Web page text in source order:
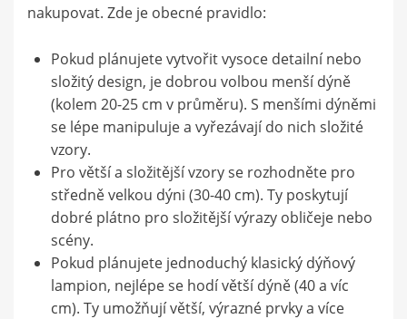
nakupovat. Zde je obecné pravidlo:
Pokud plánujete vytvořit vysoce detailní nebo
složitý design, je dobrou volbou menší dýně
(kolem 20-25 cm v průměru). S menšími dýněmi
se lépe manipuluje a vyřezávají do nich složité
vzory.
Pro větší a složitější vzory se rozhodněte pro
středně velkou dýni (30-40 cm). Ty poskytují
dobré plátno pro složitější výrazy obličeje nebo
scény.
Pokud plánujete jednoduchý klasický dýňový
lampion, nejlépe se hodí větší dýně (40 a víc
cm). Ty umožňují větší, výrazné prvky a více